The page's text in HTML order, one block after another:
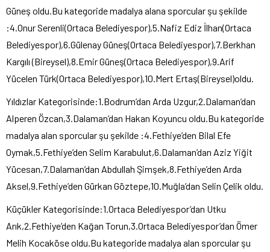
Güneş oldu.Bu kategoride madalya alana sporcular şu şekilde
:4.Onur Serenli(Ortaca Belediyespor),5.Nafiz Ediz İlhan(Ortaca
Belediyespor),6.Gülenay Güneş(Ortaca Belediyespor),7.Berkhan
Kargılı (Bireysel),8.Emir Güneş(Ortaca Belediyespor),9.Arif
Yücelen Türk(Ortaca Belediyespor),10.Mert Ertaş(Bireysel)oldu.
Yıldızlar Kategorisinde:1.Bodrum’dan Arda Uzgur,2.Dalaman’dan
Alperen Özcan,3.Dalaman’dan Hakan Koyuncu oldu.Bu kategoride
madalya alan sporcular şu şekilde :4.Fethiye’den Bilal Efe
Oymak,5.Fethiye’den Selim Karabulut,6.Dalaman’dan Aziz Yiğit
Yücesan,7.Dalaman’dan Abdullah Şimşek,8.Fethiye’den Arda
Aksel,9.Fethiye’den Gürkan Göztepe,10.Muğla’dan Selin Çelik oldu.
Küçükler Kategorisinde:1.Ortaca Belediyespor’dan Utku
Arık,2.Fethiye’den Kağan Torun,3.Ortaca Belediyespor’dan Ömer
Melih Kocaköse oldu.Bu kategoride madalya alan sporcular şu